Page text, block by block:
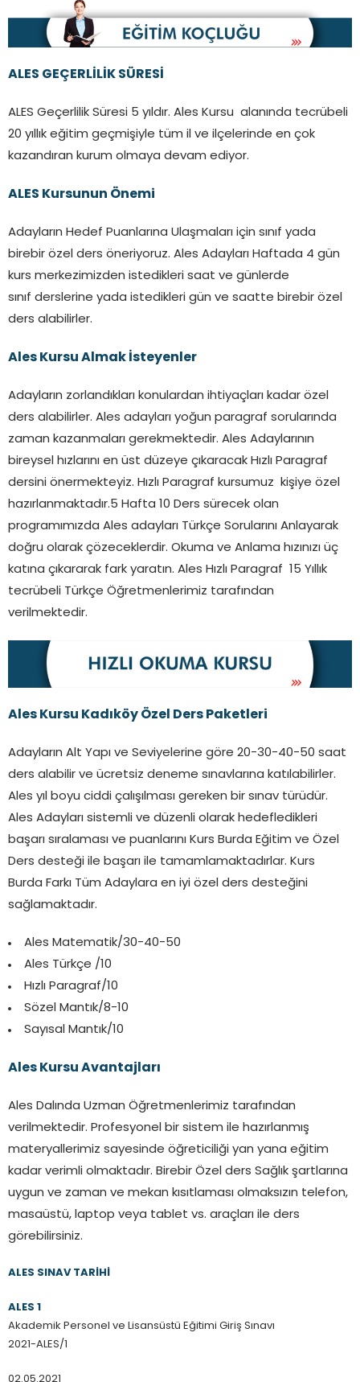
ALES GEÇERLİLİK SÜRESİ
ALES Geçerlilik Süresi 5 yıldır. Ales Kursu alanında tecrübeli
20 yıllık eğitim geçmişiyle tüm il ve ilçelerinde en çok
kazandıran kurum olmaya devam ediyor.
ALES Kursunun Önemi
Adayların Hedef Puanlarına Ulaşmaları için sınıf yada
birebir özel ders öneriyoruz. Ales Adayları Haftada 4 gün
kurs merkezimizden istedikleri saat ve günlerde
sınıf derslerine yada istedikleri gün ve saatte birebir özel
ders alabilirler.
Ales Kursu Almak İsteyenler
Adayların zorlandıkları konulardan ihtiyaçları kadar özel
ders alabilirler. Ales adayları yoğun paragraf sorularında
zaman kazanmaları gerekmektedir. Ales Adaylarının
bireysel hızlarını en üst düzeye çıkaracak Hızlı Paragraf
dersini önermekteyiz. Hızlı Paragraf kursumuz kişiye özel
hazırlanmaktadır.5 Hafta 10 Ders sürecek olan
programımızda Ales adayları Türkçe Sorularını Anlayarak
doğru olarak çözeceklerdir. Okuma ve Anlama hızınızı üç
katına çıkararak fark yaratın. Ales Hızlı Paragraf 15 Yıllık
tecrübeli Türkçe Öğretmenlerimiz tarafından
verilmektedir.
Ales Kursu Kadıköy Özel Ders Paketleri
Adayların Alt Yapı ve Seviyelerine göre 20-30-40-50 saat
ders alabilir ve ücretsiz deneme sınavlarına katılabilirler.
Ales yıl boyu ciddi çalışılması gereken bir sınav türüdür.
Ales Adayları sistemli ve düzenli olarak hedefledikleri
başarı sıralaması ve puanlarını Kurs Burda Eğitim ve Özel
Ders desteği ile başarı ile tamamlamaktadırlar. Kurs
Burda Farkı Tüm Adaylara en iyi özel ders desteğini
sağlamaktadır.
Ales Matematik/30-40-50
Ales Türkçe /10
Hızlı Paragraf/10
Sözel Mantık/8-10
Sayısal Mantık/10
Ales Kursu Avantajları
Ales Dalında Uzman Öğretmenlerimiz tarafından
verilmektedir. Profesyonel bir sistem ile hazırlanmış
materyallerimiz sayesinde öğreticiliği yan yana eğitim
kadar verimli olmaktadır. Birebir Özel ders Sağlık şartlarına
uygun ve zaman ve mekan kısıtlaması olmaksızın telefon,
masaüstü, laptop veya tablet vs. araçları ile ders
görebilirsiniz.
ALES SINAV TARİHİ
ALES 1
Akademik Personel ve Lisansüstü Eğitimi Giriş Sınavı
2021-ALES/1
02.05.2021